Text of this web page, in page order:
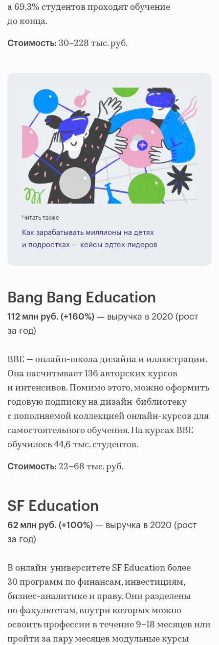
а 69,3% студентов проходят обучение
до конца.
Стоимость: 30–228 тыс. руб.
Читать также
Как зарабатывать миллионы на детях
и подростках — кейсы эдтех-лидеров
Bang Bang Education
112 млн руб. (+160%) — выручка в 2020 (рост
за год)
BBE — онлайн-школа дизайна и иллюстрации.
Она насчитывает 136 авторских курсов
и интенсивов. Помимо этого, можно оформить
годовую подписку на дизайн-библиотеку
с пополняемой коллекцией онлайн-курсов для
самостоятельного обучения. На курсах BBE
обучилось 44,6 тыс. студентов.
Стоимость: 22–68 тыс. руб.
SF Education
62 млн руб. (+100%) — выручка в 2020 (рост
за год)
В онлайн-университете SF Education более
30 программ по финансам, инвестициям,
бизнес-аналитике и праву. Они разделены
по факультетам, внутри которых можно
освоить профессии в течение 9–18 месяцев или
пройти за пару месяцев модульные курсы